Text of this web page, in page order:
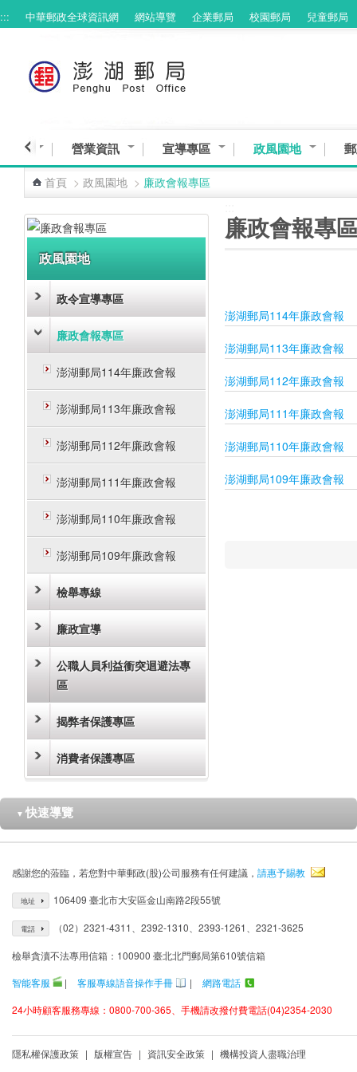
跳到主要內容區塊
::: 中華郵政全球資訊網 網站導覽 企業郵局 校園郵局 兒童郵局
服務 營業資訊 宣導專區 政風園地
首頁 > 政風園地 > 廉政會報專區
政風園地
政令宣導專區
廉政會報專區
澎湖郵局114年廉政會報
澎湖郵局113年廉政會報
澎湖郵局112年廉政會報
澎湖郵局111年廉政會報
澎湖郵局110年廉政會報
澎湖郵局109年廉政會報
檢舉專線
廉政宣導
公職人員利益衝突迴避法專
區
揭弊者保護專區
消費者保護專區
廉政會報專
澎湖郵局114年廉政會報
澎湖郵局113年廉政會報
澎湖郵局112年廉政會報
澎湖郵局111年廉政會報
澎湖郵局110年廉政會報
澎湖郵局109年廉政會報
▼ 快速導覽
感謝您的蒞臨，若您對中華郵政(股)公司服務有任何建議， 請惠予賜教
地址 106409 臺北市大安區金山南路2段55號
電話 （02）2321-4311、2392-1310、2393-1261、2321-3625
檢舉貪瀆不法專用信箱：100900 臺北北門郵局第610號信箱
智能客服
| 客服專線語音操作手冊 |
網路電話
24小時顧客服務專線：0800-700-365、手機請改撥付費電話(04)2354-2030
隱私權保護政策 | 版權宣告 | 資訊安全政策 | 機構投資人盡職治理